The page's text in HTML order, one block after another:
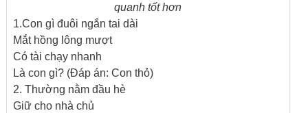
quanh tốt hơn
1.Con gì đuôi ngắn tai dài
Mắt hồng lông mượt
Có tài chạy nhanh
Là con gì? (Đáp án: Con thỏ)
2. Thường nằm đầu hè
Giữ cho nhà chủ